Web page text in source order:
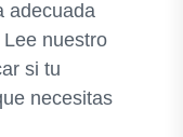
adecuada
nuestro
si tu
necesitas